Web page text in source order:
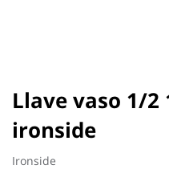
Llave vaso 1/2
ironside
Ironside
Saltar
al
comienzo
de
la